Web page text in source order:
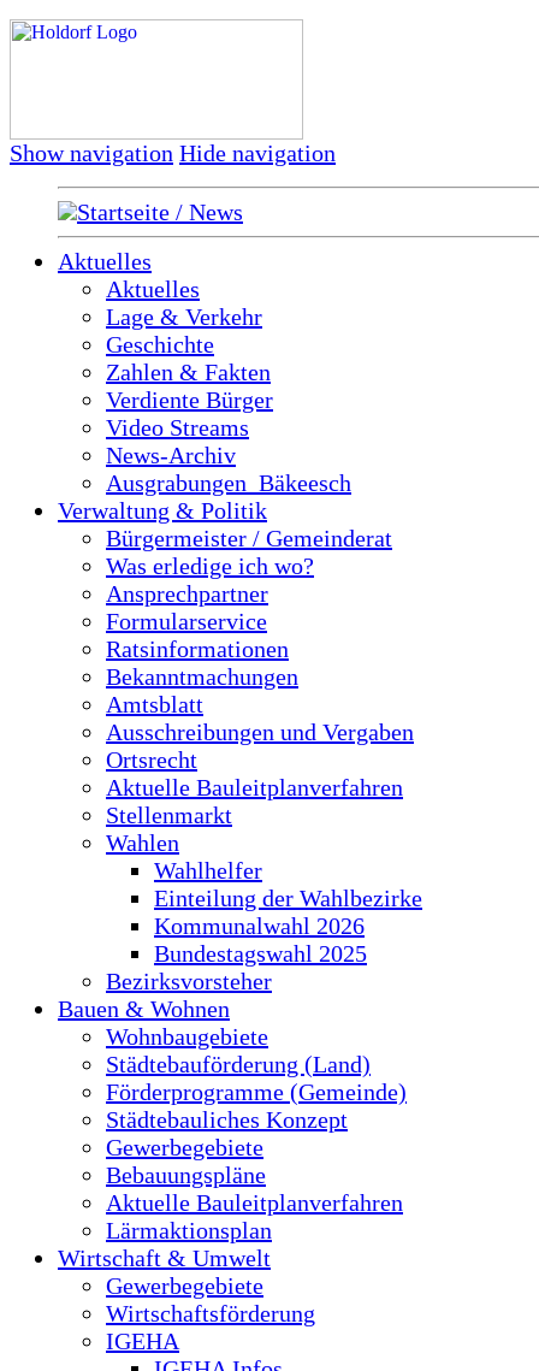
Show navigation Hide navigation
Startseite / News
Aktuelles
Aktuelles
Lage & Verkehr
Geschichte
Zahlen & Fakten
Verdiente Bürger
Video Streams
News-Archiv
Ausgrabungen_Bäkeesch
Verwaltung & Politik
Bürgermeister / Gemeinderat
Was erledige ich wo?
Ansprechpartner
Formularservice
Ratsinformationen
Bekanntmachungen
Amtsblatt
Ausschreibungen und Vergaben
Ortsrecht
Aktuelle Bauleitplanverfahren
Stellenmarkt
Wahlen
Wahlhelfer
Einteilung der Wahlbezirke
Kommunalwahl 2026
Bundestagswahl 2025
Bezirksvorsteher
Bauen & Wohnen
Wohnbaugebiete
Städtebauförderung (Land)
Förderprogramme (Gemeinde)
Städtebauliches Konzept
Gewerbegebiete
Bebauungspläne
Aktuelle Bauleitplanverfahren
Lärmaktionsplan
Wirtschaft & Umwelt
Gewerbegebiete
Wirtschaftsförderung
IGEHA